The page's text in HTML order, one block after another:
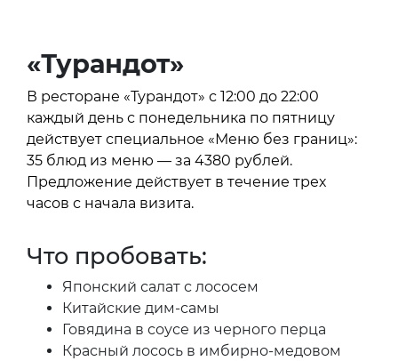
«Турандот»
В ресторане «Турандот» с 12:00 до 22:00
каждый день с понедельника по пятницу
действует специальное «Меню без границ»:
35 блюд из меню — за 4380 рублей.
Предложение действует в течение трех
часов с начала визита.
Что пробовать:
Японский салат с лососем
Китайские дим-самы
Говядина в соусе из черного перца
Красный лосось в имбирно-медовом